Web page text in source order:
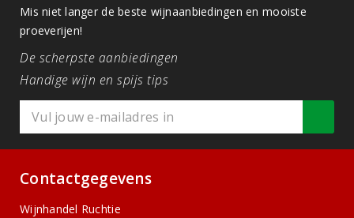
Mis niet langer de beste wijnaanbiedingen en mooiste
proeverijen!
De scherpste aanbiedingen
Handige wijn en spijs tips
Contactgegevens
Wijnhandel Ruchtie